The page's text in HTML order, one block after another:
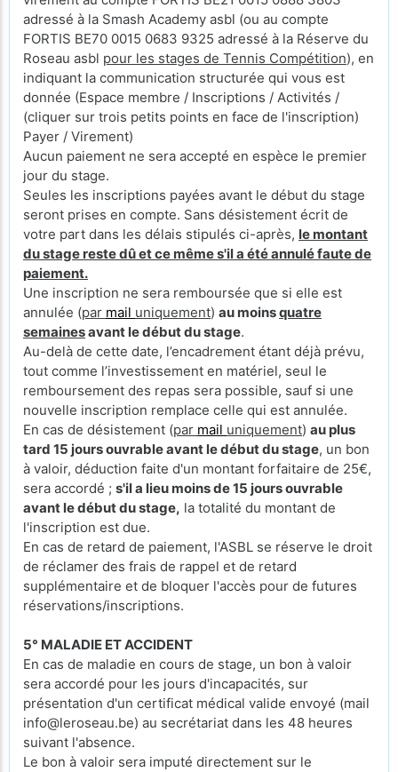
adressé à la Smash Academy asbl (ou au compte
FORTIS BE70 0015 0683 9325 adressé à la Réserve du
Roseau asbl pour les stages de Tennis Compétition), en
indiquant la communication structurée qui vous est
donnée (Espace membre / Inscriptions / Activités /
(cliquer sur trois petits points en face de l'inscription)
Payer / Virement)
Aucun paiement ne sera accepté en espèce le premier
jour du stage.
Seules les inscriptions payées avant le début du stage
seront prises en compte. Sans désistement écrit de
votre part dans les délais stipulés ci-après, le montant
du stage reste dû et ce même s'il a été annulé faute de
paiement.
Une inscription ne sera remboursée que si elle est
annulée (par mail uniquement) au moinsquatre
semainesavant le début du stage.
Au-delà de cette date, l’encadrement étant déjà prévu,
tout comme l’investissement en matériel, seul le
remboursement des repas sera possible, sauf si une
nouvelle inscription remplace celle qui est annulée.
En cas de désistement (par mail uniquement) au plus
tard 15 jours ouvrable avant le début du stage, un bon
à valoir, déduction faite d'un montant forfaitaire de 25€,
sera accordé ; s'il a lieu moins de 15 jours ouvrable
avant le début du stage, la totalité du montant de
l'inscription est due.
En cas de retard de paiement, l'ASBL se réserve le droit
de réclamer des frais de rappel et de retard
supplémentaire et de bloquer l'accès pour de futures
réservations/inscriptions.
5° MALADIE ET ACCIDENT
En cas de maladie en cours de stage, un bon à valoir
sera accordé pour les jours d'incapacités, sur
présentation d'un certificat médical valide envoyé (mail
info@leroseau.be) au secrétariat dans les 48 heures
suivant l'absence.
Le bon à valoir sera imputé directement sur le